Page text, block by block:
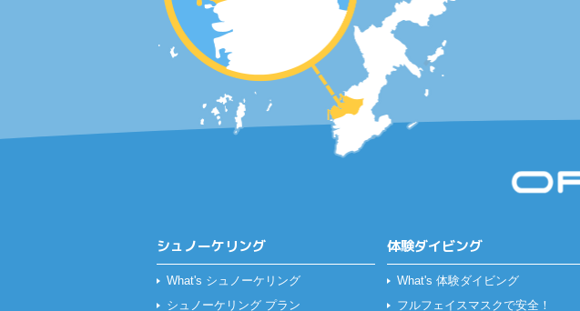
シュノーケリング
What's シュノーケリング
シュノーケリング プラン
体験ダイビング
What's 体験ダイビング
フルフェイスマスクで安全！